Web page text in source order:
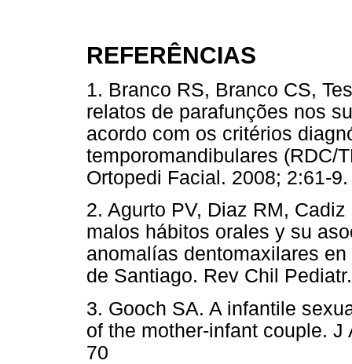
REFERÊNCIAS
1. Branco RS, Branco CS,
relatos de parafunções nos
acordo com os critérios
temporomandibulares (RDC/
Ortopedi Facial. 2008;
2. Agurto PV, Diaz RM,
malos hábitos orales y su
anomalías dentomaxilares
de Santiago. Rev Chil
3. Gooch SA. A infantile
of the mother-infant couple.
70